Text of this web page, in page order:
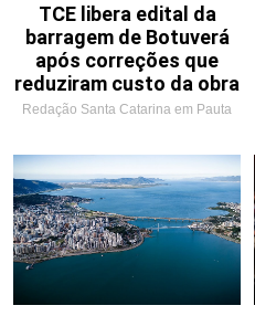
TCE libera edital da
barragem de Botuverá
após correções que
reduziram custo da obra
Redação Santa Catarina em Pauta